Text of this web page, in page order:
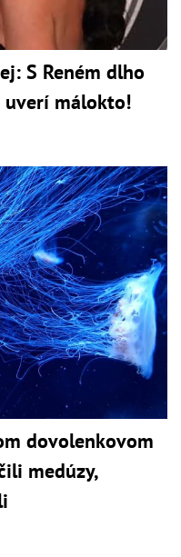
S Reném dlho
uverí málokto!
dovolenkovom
medúzy,